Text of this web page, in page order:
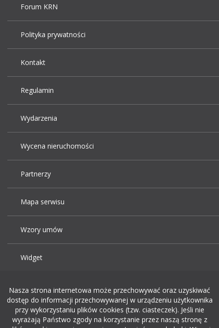
Forum KRN
Polityka prywatności
Kontakt
Regulamin
Wydarzenia
Wycena nieruchomości
Partnerzy
Mapa serwisu
Wzory umów
Widget
Dodaj ogłoszenie o pracę
Nasza strona internetowa może przechowywać oraz uzyskiwać
dostęp do informacji przechowywanej w urządzeniu użytkownika
przy wykorzystaniu plików cookies (tzw. ciasteczek). Jeśli nie
wyrażają Państwo zgody na korzystanie przez naszą stronę z